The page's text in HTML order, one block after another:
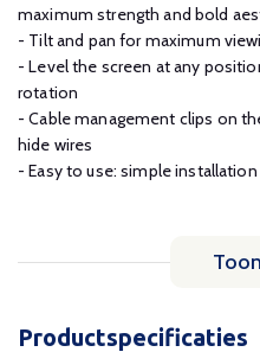
maximum strength and bold
- Tilt and pan for maximum
- Level the screen at any
rotation
- Cable management clips on
hide wires
- Easy to use: simple
Productspecificaties